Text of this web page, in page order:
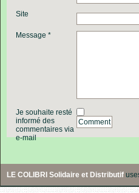
Site
Message *
Je souhaite resté
informé des
commentaires via
e-mail
Comment
LE COLIBRI Solidaire et Distributif